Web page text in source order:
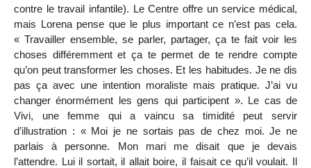
contre le travail infantile). Le Centre offre un service médical,
mais Lorena pense que le plus important ce n’est pas cela.
« Travailler ensemble, se parler, partager, ça te fait voir les
choses différemment et ça te permet de te rendre compte
qu’on peut transformer les choses. Et les habitudes. Je ne dis
pas ça avec une intention moraliste mais pratique. J’ai vu
changer énormément les gens qui participent ». Le cas de
Vivi, une femme qui a vaincu sa timidité peut servir
d’illustration : « Moi je ne sortais pas de chez moi. Je ne
parlais à personne. Mon mari me disait que je devais
l’attendre. Lui il sortait, il allait boire, il faisait ce qu’il voulait. Il